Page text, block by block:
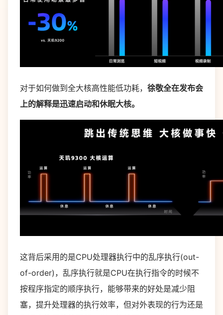
对于如何做到全大核高性能低功耗， 徐敬全在发布会
上的解释是迅速启动和休眠大核。
这背后采用的是CPU处理器执行中的乱序执行(out-
of-order)，乱序执行就是CPU在执行指令的时候不
按程序指定的顺序执行，能够带来的好处是减少阻
塞，提升处理器的执行效率，但对外表现的行为还是